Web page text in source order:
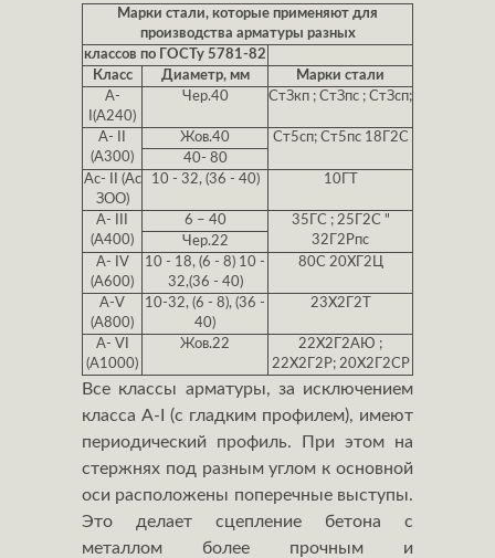
Марки стали, которые применяют для
производства арматуры разных
классов по ГОСТу 5781-82
Класс
Диаметр, мм
Марки стали
А-
I(А240)
Чер.40 СтЗкп ; СтЗпс ; СтЗсп;
А- II
(А300)
Жов.40
Ст5сп; Ст5пс 18Г2С
40- 80
Ас- II (Ас
ЗОО)
10 - 32, (36 - 40) 10ГТ
А- III
(А400)
6 – 40
35ГС ; 25Г2С "
32Г2Рпс
Чер.22
А- IV
(А600)
10 - 18, (6 - 8) 10 -
32,(36 - 40)
80С 20ХГ2Ц
А-V
(А800)
10-32, (6 - 8), (36 -
40)
23Х2Г2Т
А- VI
(А1000)
Жов.22
22Х2Г2АЮ ;
22Х2Г2Р; 20Х2Г2СР
Все классы арматуры, за исключением
класса А-I (с гладким профилем), имеют
периодический профиль. При этом на
стержнях под разным углом к основной
оси расположены поперечные выступы.
Это делает сцепление бетона с
металлом более прочным и